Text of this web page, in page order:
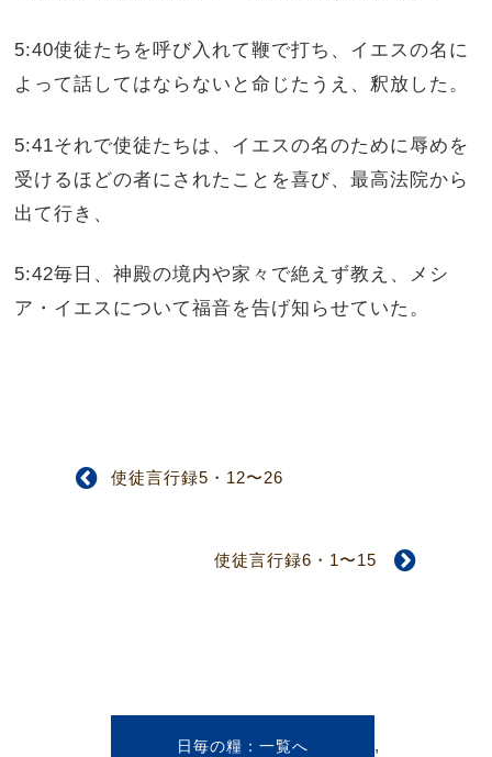
5:40使徒たちを呼び入れて鞭で打ち、イエスの名に
よって話してはならないと命じたうえ、釈放した。
5:41それで使徒たちは、イエスの名のために辱めを
受けるほどの者にされたことを喜び、最高法院から
出て行き、
5:42毎日、神殿の境内や家々で絶えず教え、メシ
ア・イエスについて福音を告げ知らせていた。
使徒言行録5・12〜26
使徒言行録6・1〜15
日毎の糧 ,